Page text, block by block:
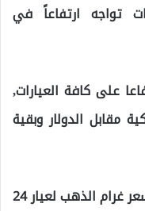
تواجه ارتفاعاً في
على كافة العيارات,
مقابل الدولار وبقية
وبحسب وسائل الاعلام التركية, فإن سعر غرام الذهب لعيار 24